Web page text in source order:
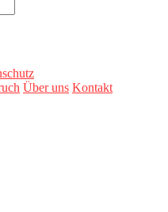
Über uns Kontakt